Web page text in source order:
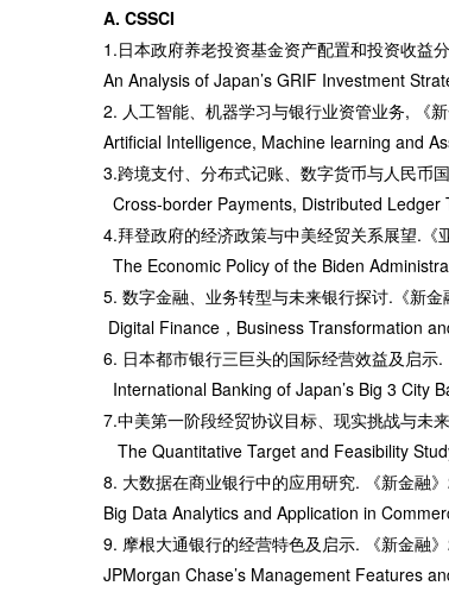
A. CSSCI
1.日本政府养老投资基金资产配置和投资收益
An Analysis of Japan’s GRIF Investment
2. 人工智能、机器学习与银行业资管业务, 《
Artificial Intelligence, Machine learning and
3.跨境支付、分布式记账、数字货币与人民币
Cross-border Payments, Distributed
4.拜登政府的经济政策与中美经贸关系展望.《
The Economic Policy of the Biden
5. 数字金融、业务转型与未来银行探讨.《新金
Digital Finance，Business Transformation
6. 日本都市银行三巨头的国际经营效益及启示
International Banking of Japan’s Big 3 City
7.中美第一阶段经贸协议目标、现实挑战与未
The Quantitative Target and Feasibility
8. 大数据在商业银行中的应用研究. 《新金融
Big Data Analytics and Application in
9. 摩根大通银行的经营特色及启示. 《新金融
JPMorgan Chase’s Management Features